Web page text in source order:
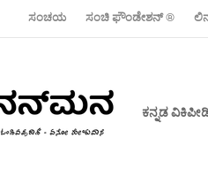
ಸಂಚಯ ಸಂಚಿ ಫೌಂಡೇಶನ್ ‍®
ಕನ್ನಡ